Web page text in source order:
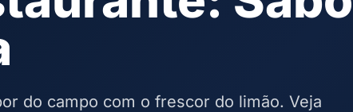
do campo com o frescor do limão. Veja